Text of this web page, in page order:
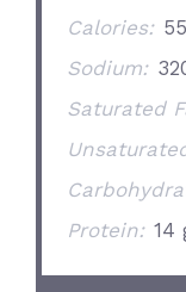
Calories:
Sodium:
Saturated
Protein: 14